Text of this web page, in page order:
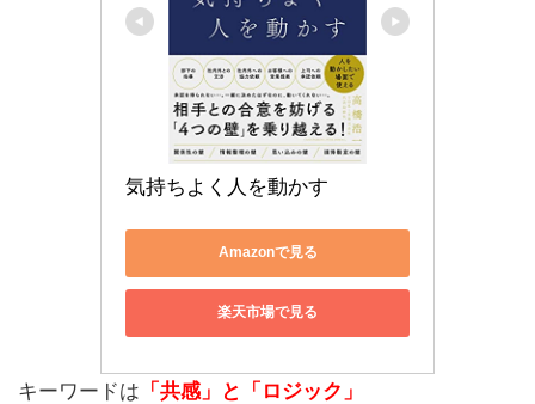
気持ちよく人を動かす
Amazonで見る
楽天市場で見る
キーワードは 「共感」と「ロジック」